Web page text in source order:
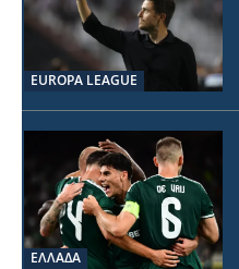
EUROPA LEAGUE
ΕΛΛΑΔΑ